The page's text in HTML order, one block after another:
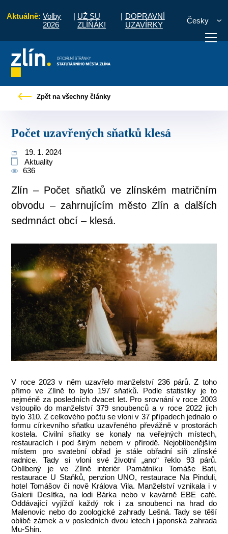
Aktuálně: Volby
2026
| UŽ SU
ZLÍŇÁK!
| DOPRAVNÍ
UZAVÍRKY
Česky
vyřídit Potřebuji zaplatit
Zpět na všechny články
Počet uzavřených sňatků klesá
19. 1. 2024
Aktuality
636
Zlín – Počet sňatků ve zlínském matričním
obvodu – zahrnujícím město Zlín a dalších
sedmnáct obcí – klesá.
V roce 2023 v něm uzavřelo manželství 236 párů. Z toho
přímo ve Zlíně to bylo 197 sňatků. Podle statistiky je to
nejméně za posledních dvacet let. Pro srovnání v roce 2003
vstoupilo do manželství 379 snoubenců a v roce 2022 jich
bylo 310. Z celkového počtu se vloni v 37 případech jednalo o
formu církevního sňatku uzavřeného převážně v prostorách
kostela. Civilní sňatky se konaly na veřejných místech,
restauracích i pod širým nebem v přírodě. Nejoblíbenějším
místem pro svatební obřad je stále obřadní síň zlínské
radnice. Tady si vloni své životní „ano“ řeklo 93 párů.
Oblíbený je ve Zlíně interiér Památníku Tomáše Bati,
restaurace U Staňků, penzion UNO, restaurace Na Pinduli,
hotel Tomášov či nově Králova Vila. Manželství vznikala i v
Galerii Desítka, na lodi Bárka nebo v kavárně EBE café.
Oddávající vyjíždí každý rok i za snoubenci na hrad do
Malenovic nebo do zoologické zahrady Lešná. Tady se těší
oblibě zámek a v posledních dvou letech i japonská zahrada
Mu-Shin.